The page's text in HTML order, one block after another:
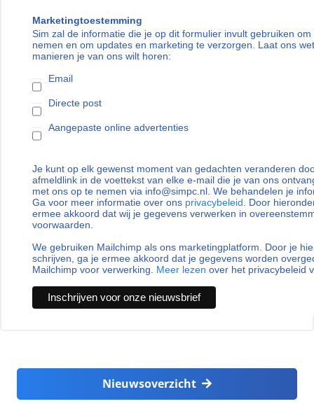
Marketingtoestemming
Sim zal de informatie die je op dit formulier invult gebruiken
nemen en om updates en marketing te verzorgen. Laat ons
manieren je van ons wilt horen:
Email
Directe post
Aangepaste online advertenties
Je kunt op elk gewenst moment van gedachten veranderen
afmeldlink in de voettekst van elke e-mail die je van ons
met ons op te nemen via info@simpc.nl. We behandelen je
Ga voor meer informatie over ons privacybeleid . Door
ermee akkoord dat wij je gegevens verwerken in
voorwaarden.
We gebruiken Mailchimp als ons marketingplatform. Door je
schrijven, ga je ermee akkoord dat je gegevens worden
Mailchimp voor verwerking. Meer lezen over het privacybeleid
Nieuwsoverzicht